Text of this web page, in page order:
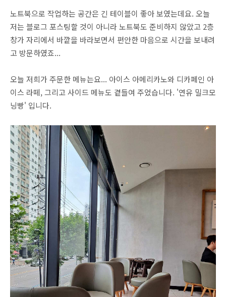
노트북으로 작업하는 공간은 긴 테이블이 좋아 보였는데요. 오늘
저는 블로그 포스팅할 것이 아니라 노트북도 준비하지 않았고 2층
창가 자리에서 바깥을 바라보면서 편안한 마음으로 시간을 보내려
고 방문하였죠...
오늘 저희가 주문한 메뉴는요... 아이스 아메리카노와 디카페인 아
이스 라떼, 그리고 사이드 메뉴도 곁들여 주었습니다. '연유 밀크모
닝빵' 입니다.